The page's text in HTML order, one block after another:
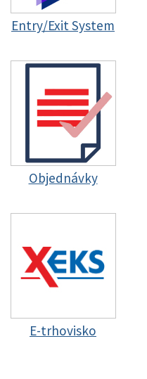
Entry/Exit System
Objednávky
E-trhovisko